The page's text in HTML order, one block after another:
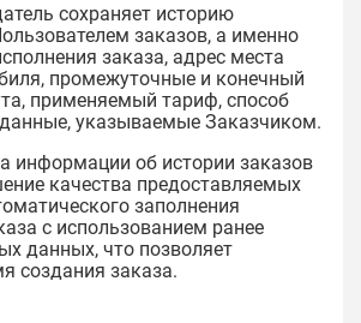
сохраняет историю
заказов, а именно
заказа, адрес места
промежуточные и конечный
применяемый тариф, способ
указываемые Заказчиком.
информации об истории заказов
качества предоставляемых
заполнения
с использованием ранее
данных, что позволяет
создания заказа.